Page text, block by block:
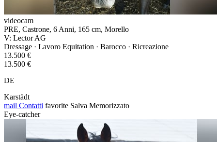
videocam
PRE, Castrone, 6 Anni, 165 cm, Morello
V: Lector AG
Dressage · Lavoro Equitation · Barocco · Ricreazione
13.500 €
13.500 €
DE
Karstädt
mail Contatti favorite Salva Memorizzato
Eye-catcher